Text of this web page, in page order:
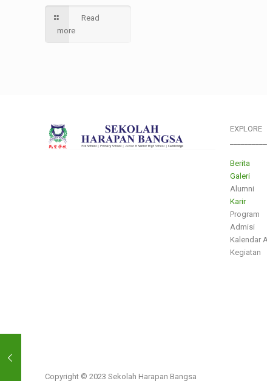
Read
more
EXPLORE
Berita
Galeri
Alumni
Karir
Program
Admisi
Kalendar
Kegiatan
Copyright © 2023 Sekolah Harapan Bangsa